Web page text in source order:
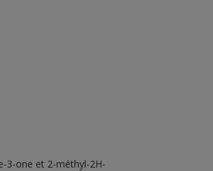
3-one et 2-méthyl-2H-